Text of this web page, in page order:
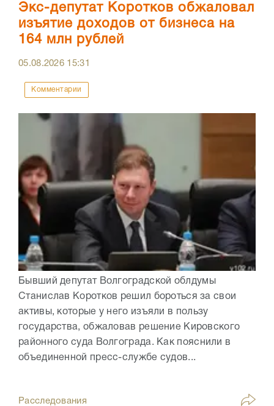
Экс-депутат Коротков обжаловал
изъятие доходов от бизнеса на
164 млн рублей
05.08.2026 15:31
Комментарии
Бывший депутат Волгоградской облдумы
Станислав Коротков решил бороться за свои
активы, которые у него изъяли в пользу
государства, обжаловав решение Кировского
районного суда Волгограда. Как пояснили в
объединенной пресс-службе судов...
Расследования